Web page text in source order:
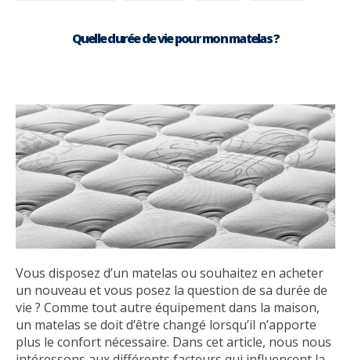
Quelle durée de vie pour mon matelas ?
Vous disposez d’un matelas ou souhaitez en acheter
un nouveau et vous posez la question de sa durée de
vie ? Comme tout autre équipement dans la maison,
un matelas se doit d’être changé lorsqu’il n’apporte
plus le confort nécessaire. Dans cet article, nous nous